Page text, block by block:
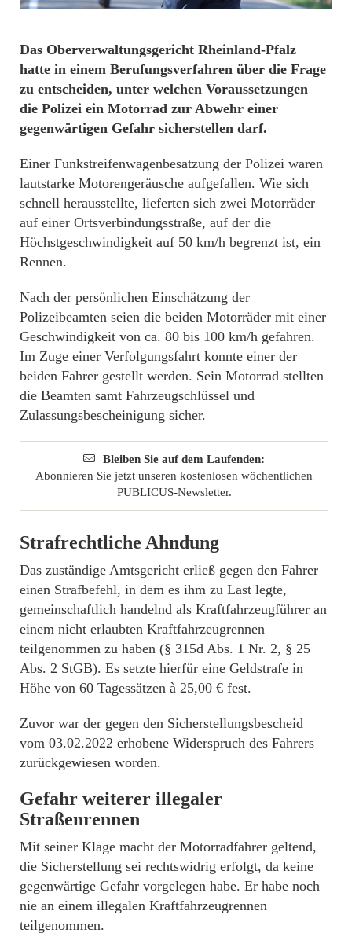
Das Oberverwaltungsgericht Rheinland-Pfalz
hatte in einem Berufungsverfahren über die Frage
zu entscheiden, unter welchen Voraussetzungen
die Polizei ein Motorrad zur Abwehr einer
gegenwärtigen Gefahr sicherstellen darf.
Einer Funkstreifenwagenbesatzung der Polizei waren
lautstarke Motorengeräusche aufgefallen. Wie sich
schnell herausstellte, lieferten sich zwei Motorräder
auf einer Ortsverbindungsstraße, auf der die
Höchstgeschwindigkeit auf 50 km/h begrenzt ist, ein
Rennen.
Nach der persönlichen Einschätzung der
Polizeibeamten seien die beiden Motorräder mit einer
Geschwindigkeit von ca. 80 bis 100 km/h gefahren.
Im Zuge einer Verfolgungsfahrt konnte einer der
beiden Fahrer gestellt werden. Sein Motorrad stellten
die Beamten samt Fahrzeugschlüssel und
Zulassungsbescheinigung sicher.
Bleiben Sie auf dem Laufenden:
Abonnieren Sie jetzt unseren kostenlosen wöchentlichen
PUBLICUS-Newsletter.
Strafrechtliche Ahndung
Das zuständige Amtsgericht erließ gegen den Fahrer
einen Strafbefehl, in dem es ihm zu Last legte,
gemeinschaftlich handelnd als Kraftfahrzeugführer an
einem nicht erlaubten Kraftfahrzeugrennen
teilgenommen zu haben (§ 315d Abs. 1 Nr. 2, § 25
Abs. 2 StGB). Es setzte hierfür eine Geldstrafe in
Höhe von 60 Tagessätzen à 25,00 € fest.
Zuvor war der gegen den Sicherstellungsbescheid
vom 03.02.2022 erhobene Widerspruch des Fahrers
zurückgewiesen worden.
Gefahr weiterer illegaler
Straßenrennen
Mit seiner Klage macht der Motorradfahrer geltend,
die Sicherstellung sei rechtswidrig erfolgt, da keine
gegenwärtige Gefahr vorgelegen habe. Er habe noch
nie an einem illegalen Kraftfahrzeugrennen
teilgenommen.